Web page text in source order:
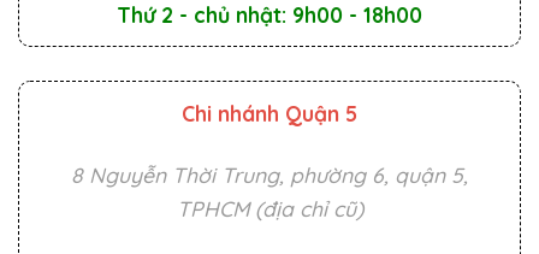
Thứ 2 - chủ nhật: 9h00 - 18h00
Chi nhánh Quận 5
8 Nguyễn Thời Trung, phường 6, quận 5,
TPHCM (địa chỉ cũ)